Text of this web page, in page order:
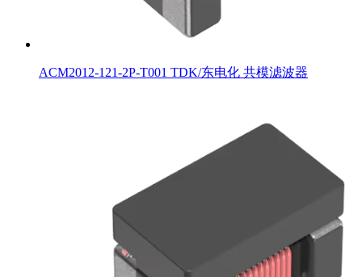
ACM2012-121-2P-T001 TDK/东电化 共模滤波器